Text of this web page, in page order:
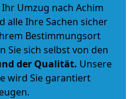
Umzug nach Achim
alle Ihre Sachen sicher
Bestimmungsort
Sie sich selbst von den
der Qualität. Unsere
wird Sie garantiert